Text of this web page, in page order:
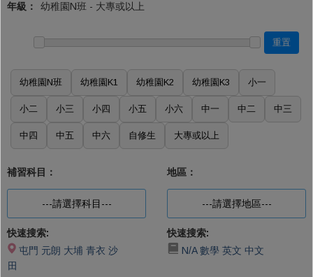
年級：
重置
幼稚園N班 幼稚園K1 幼稚園K2 幼稚園K3 小一
小二 小三 小四 小五 小六 中一 中二 中三
中四 中五 中六 自修生 大專或以上
補習科目： 地區：
---請選擇科目--- ---請選擇地區---
快速搜索:
屯門 元朗 大埔 青衣 沙
田
快速搜索:
N/A 數學 英文 中文